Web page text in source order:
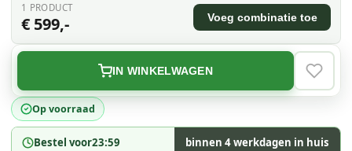
Op voorraad
Bestel voor23:59 binnen 4 werkdagen in huis
IN WINKELWAGEN
1 PRODUCT
€ 599,- Voeg combinatie toe